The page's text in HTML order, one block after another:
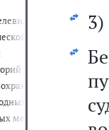
деятельности
и объектов (ст. 94 -
территорий
территорий
местностей и